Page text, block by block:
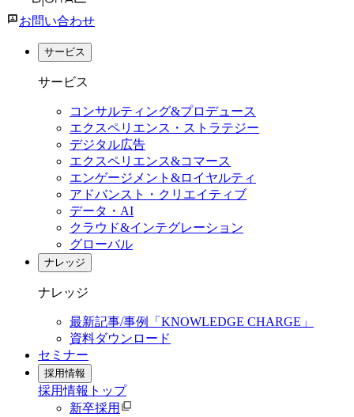
お問い合わせ
サービス
サービス
コンサルティング&プロデュース
エクスペリエンス・ストラテジー
デジタル広告
エクスペリエンス&コマース
エンゲージメント&ロイヤルティ
アドバンスト・クリエイティブ
データ・AI
クラウド&インテグレーション
グローバル
ナレッジ
ナレッジ
最新記事/事例「KNOWLEDGE CHARGE」
資料ダウンロード
セミナー
採用情報
採用情報 トップ
新卒採用